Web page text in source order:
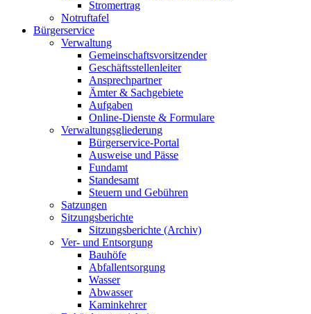
Stromertrag
Notruftafel
Bürgerservice
Verwaltung
Gemeinschaftsvorsitzender
Geschäftsstellenleiter
Ansprechpartner
Ämter & Sachgebiete
Aufgaben
Online-Dienste & Formulare
Verwaltungsgliederung
Bürgerservice-Portal
Ausweise und Pässe
Fundamt
Standesamt
Steuern und Gebühren
Satzungen
Sitzungsberichte
Sitzungsberichte (Archiv)
Ver- und Entsorgung
Bauhöfe
Abfallentsorgung
Wasser
Abwasser
Kaminkehrer